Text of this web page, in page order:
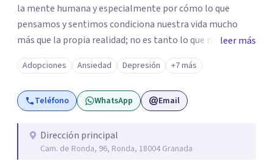
la mente humana y especialmente por cómo lo que
pensamos y sentimos condiciona nuestra vida mucho
más que la propia realidad; no es tanto lo que nos pueda
suceder sino cómo lo vivimos. Por eso, mi trabajo parte
de la escucha de la experiencia subjetiva de cada persona.
Entiendo la terapia como un espacio de
acompañamiento donde poder dar sentido a lo que
permitan vivir con mayor equilibrio y bienestar.
leer más
Adopciones Ansiedad Depresión +7 más
Teléfono WhatsApp Email
Dirección principal
Cam. de Ronda, 96, Ronda, 18004 Granada